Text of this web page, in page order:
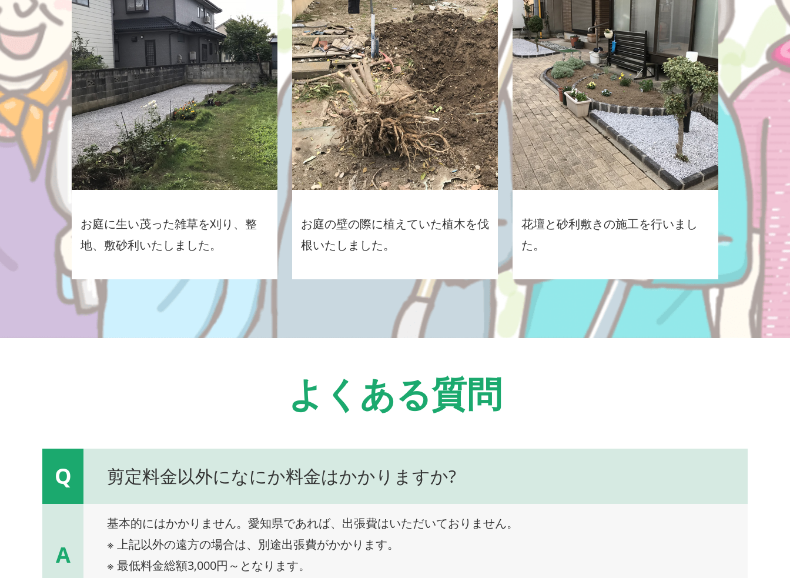
お庭に生い茂った雑草を刈り、整
地、敷砂利いたしました。
お庭の壁の際に植えていた植木を伐
根いたしました。
花壇と砂利敷きの施工を行いまし
た。
よくある質問
Q 剪定料金以外になにか料金はかかりますか?
A
基本的にはかかりません。愛知県であれば、出張費はいただいておりません。
※ 上記以外の遠方の場合は、別途出張費がかかります。
※ 最低料金総額3,000円～となります。